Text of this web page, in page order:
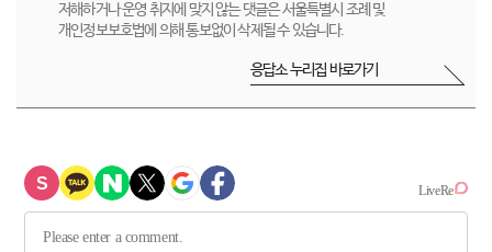
저해하거나 운영 취지에 맞지 않는 댓글은 서울특별시 조례 및
개인정보보호법에 의해 통보없이 삭제될 수 있습니다.
응답소 누리집 바로가기